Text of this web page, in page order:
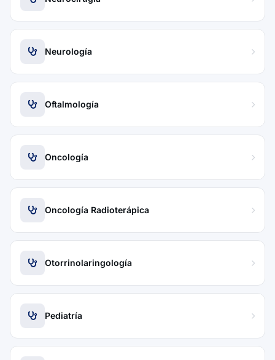
Neurología
Oftalmología
Oncología
Oncología Radioterápica
Otorrinolaringología
Pediatría